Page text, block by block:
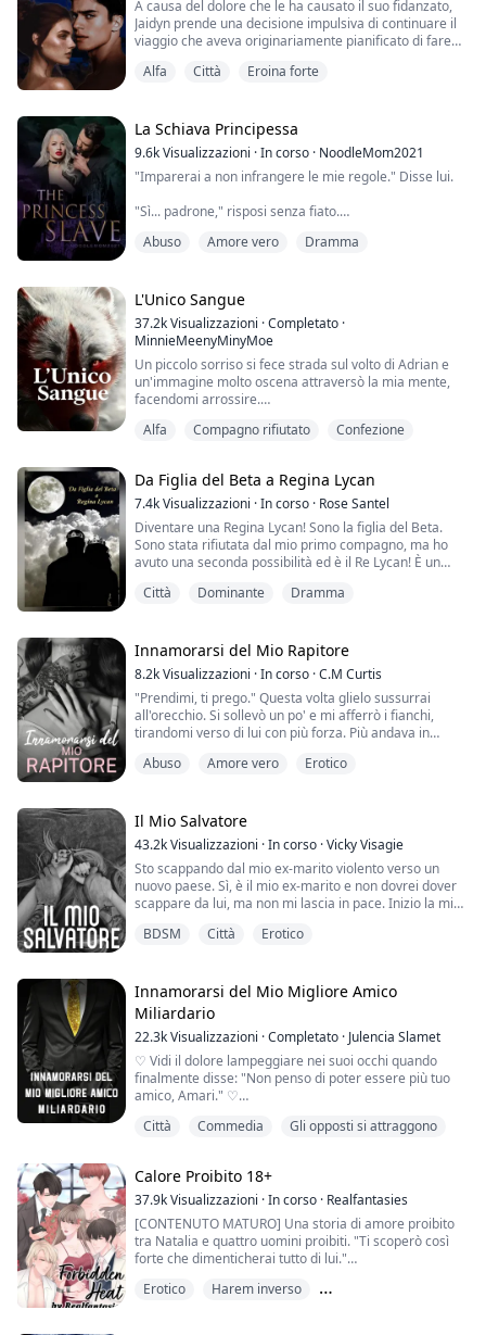
A causa del dolore che le ha causato il suo fidanzato,
Jaidyn prende una decisione impulsiva di continuare il
viaggio che aveva originariamente pianificato di fare
dall'attrazione sia per il luogo che per l'uomo
con l'uomo.
Lei era pi...
Alfa Città Eroina forte
La Schiava Principessa
9.6kVisualizzazioni ·In corso · NoodleMom2021
"Imparerai a non infrangere le mie regole." Disse lui.
"Sì... padrone," risposi senza fiato.
Un altro colpo, ma questa volta sul mio sedere. Era
percorse la schiena.
"Ti sta piacendo?" Chiese. La sua voce era roca e mi
faceva sentire la testa leggera.
"Io..." Aprii gli occhi ma non riuscivo a ri...
Abuso Amore vero Dramma
L'Unico Sangue
37.2kVisualizzazioni ·Completato ·
MinnieMeenyMinyMoe
Un piccolo sorriso si fece strada sul volto di Adrian e
un'immagine molto oscena attraversò la mia mente,
facendomi arrossire.
Oh Dea....
dita tra le cosce. Era come se un film porno stesse
passando nella mia testa. Non sapevo di Aiden e
Logan, ma Adrian poteva sicuramente sentire il mio
desiderio da dove si trovava.
Volevo che smettesse...
Alfa Compagno rifiutato Confezione
Da Figlia del Beta a Regina Lycan
7.4kVisualizzazioni ·In corso · Rose Santel
Diventare una Regina Lycan! Sono la figlia del Beta.
Sono stata rifiutata dal mio primo compagno, ma ho
avuto una seconda possibilità ed è il Re Lycan! È un
perché vuole stare con me?
Come può il re darmi questo?
Mia madre è stata benedetta c...
Città Dominante Dramma
Innamorarsi del Mio Rapitore
8.2kVisualizzazioni ·In corso ·C.M Curtis
"Prendimi, ti prego." Questa volta glielo sussurrai
all'orecchio. Si sollevò un po' e mi afferrò i fianchi,
tirandomi verso di lui con più forza. Più andava in
stava trattenendo. Forse aveva paura di farmi male. I
negli occhi. ...
Abuso Amore vero Erotico
Il Mio Salvatore
43.2kVisualizzazioni ·In corso ·Vicky Visagie
Sto scappando dal mio ex-marito violento verso un
nuovo paese. Sì, è il mio ex-marito e non dovrei dover
scappare da lui, ma non mi lascia in pace. Inizio la mia
una caffetteria nell'Upper East Side e vivendo con gli
la mia vita per sempre. M...
BDSM Città Erotico
Innamorarsi del Mio Migliore Amico
Miliardario
22.3kVisualizzazioni ·Completato · Julencia Slamet
♡ Vidi il dolore lampeggiare nei suoi occhi quando
finalmente disse: "Non penso di poter essere più tuo
amico, Amari." ♡
Amari Vasilios, l'amministratore delegato della
cinque anni fa. Non avrebbe mai pensato che, tra tutte
le persone, il suo migliore amico, Zane Shaw, sarebbe
stato il p...
Città Commedia Gli opposti si attraggono
Calore Proibito 18+
37.9kVisualizzazioni ·In corso · Realfantasies
[CONTENUTO MATURO] Una storia di amore proibito
tra Natalia e quattro uomini proibiti. "Ti scoperò così
forte che dimenticherai tutto di lui."
Natalia desidera il suo patrigno da molto tempo, dopo
Erotico
Harem inverso